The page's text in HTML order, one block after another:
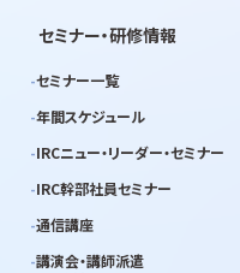
セミナー・研修情報
セミナー一覧
年間スケジュール
IRCニュー・リーダー・セミナー
IRC幹部社員セミナー
通信講座
講演会・講師派遣